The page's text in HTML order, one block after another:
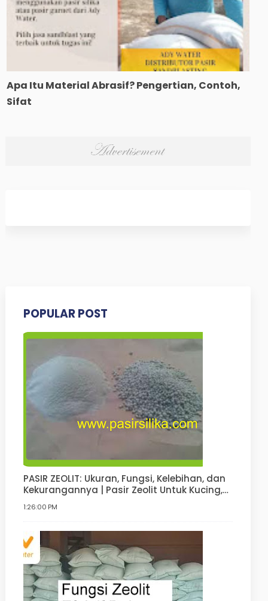
Apa Itu Material Abrasif? Pengertian, Contoh,
Sifat
POPULAR POST
PASIR ZEOLIT: Ukuran, Fungsi, Kelebihan, dan
Kekurangannya | Pasir Zeolit Untuk Kucing,
1:26:00 PM